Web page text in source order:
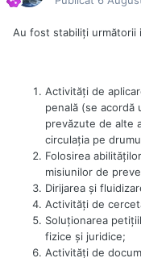
Au fost stabiliţi următorii
Activităţi de
penală (se
prevăzute de alte
circulaţia pe
Folosirea
misiunilor de
Dirijarea şi
Activităţi de
Soluţionarea
fizice şi juridice;
Activităţi de